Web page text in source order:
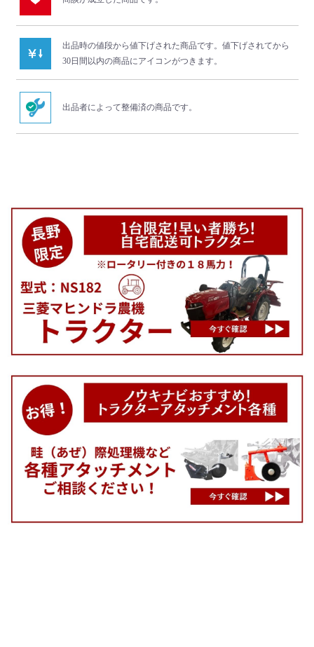
出品時の値段から値下げされた商品です。 値下げされてから
30日間以内の商品にアイコンがつきます。
出品者によって整備済の商品です。